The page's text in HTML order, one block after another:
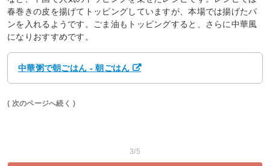
春巻きの皮を揚げてトッピングしていますが、本場では揚げたパ
ンを入れるようです。ごま油もトッピングすると、さらに中華風
になりおすすめです。
中華粥で朝ごはん - 朝ごはん
( 次のページへ続く )
3/5